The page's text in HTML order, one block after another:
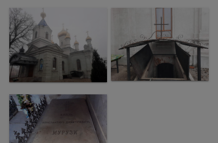
Personalități
marcante
Sportivi
de
performanță
Orașul
în